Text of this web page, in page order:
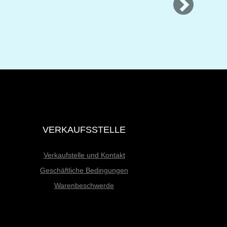
VERKAUFSSTELLE
Verkaufstelle und Kontakt
Geschäftliche Bedingungen
Warenbeschwerde